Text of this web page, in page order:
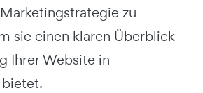
zu
sie einen klaren Überblick
Ihrer Website in
bietet.